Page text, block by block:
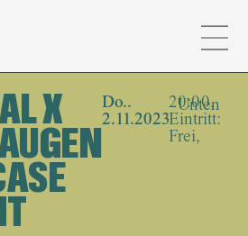
X
Do..
2.11.2023
20:00,
Eintritt:
Frei,
Unten